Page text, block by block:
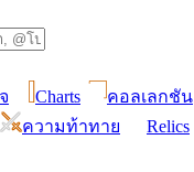
Charts คอลเลกชัน
ความท้าทาย Relics